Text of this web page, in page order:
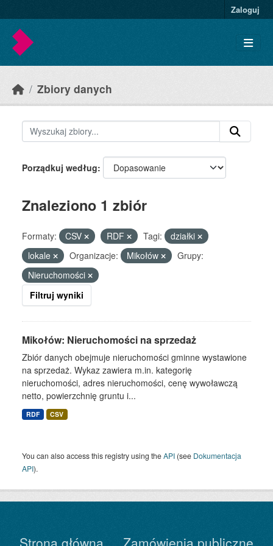
Zaloguj
Zbiory danych
Porządkuj według
Znaleziono 1 zbiór
Formaty: CSV RDF Tagi:
działki
lokale
Organizacje: Mikołów
Grupy:
Nieruchomości
Filtruj wyniki
Mikołów: Nieruchomości na sprzedaż
Zbiór danych obejmuje nieruchomości gminne wystawione
na sprzedaż. Wykaz zawiera m.in. kategorię
nieruchomości, adres nieruchomości, cenę wywoławczą
netto, powierzchnię gruntu i...
RDF CSV
You can also access this registry using theAPI (see Dokumentacja
API).
Strona główna Zamówienia publiczne